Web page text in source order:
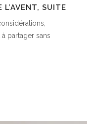
L’AVENT, SUITE
partager sans